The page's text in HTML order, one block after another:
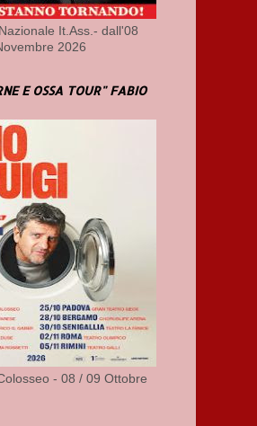
It.Ass.- dall'08
2026
E OSSA TOUR" FABIO
- 08 / 09 Ottobre